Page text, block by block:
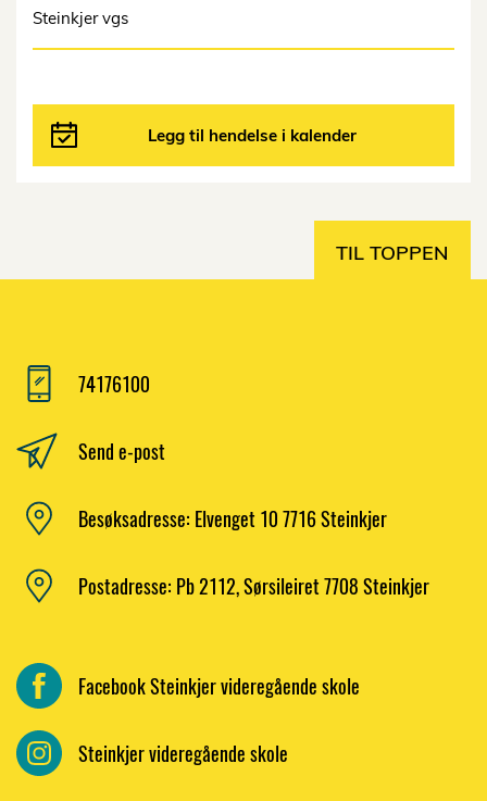
Steinkjer vgs
Legg til hendelse i kalender
TIL TOPPEN
74176100
Send e-post
Besøksadresse: Elvenget 10 7716 Steinkjer
Postadresse: Pb 2112, Sørsileiret 7708 Steinkjer
Facebook Steinkjer videregående skole
Steinkjer videregående skole